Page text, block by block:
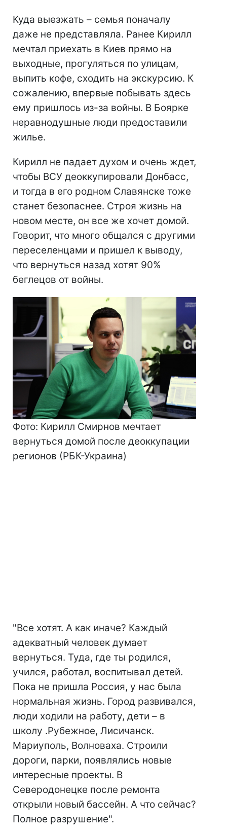
Куда выезжать – семья поначалу
даже не представляла. Ранее Кирилл
мечтал приехать в Киев прямо на
выходные, прогуляться по улицам,
выпить кофе, сходить на экскурсию. К
сожалению, впервые побывать здесь
ему пришлось из-за войны. В Боярке
неравнодушные люди предоставили
жилье.
Кирилл не падает духом и очень ждет,
чтобы ВСУ деоккупировали Донбасс,
и тогда в его родном Славянске тоже
станет безопаснее. Строя жизнь на
новом месте, он все же хочет домой.
Говорит, что много общался с другими
переселенцами и пришел к выводу,
что вернуться назад хотят 90%
беглецов от войны.
Фото: Кирилл Смирнов мечтает
вернуться домой после деоккупации
регионов (РБК-Украина)
"Все хотят. А как иначе? Каждый
адекватный человек думает
вернуться. Туда, где ты родился,
учился, работал, воспитывал детей.
Пока не пришла Россия, у нас была
нормальная жизнь. Город развивался,
люди ходили на работу, дети – в
школу .Рубежное, Лисичанск.
Мариуполь, Волноваха. Строили
дороги, парки, появлялись новые
интересные проекты. В
Северодонецке после ремонта
открыли новый бассейн. А что сейчас?
Полное разрушение".